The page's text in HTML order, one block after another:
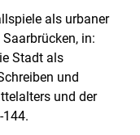
als urbaner
in:
Stadt als
und
und der
144.